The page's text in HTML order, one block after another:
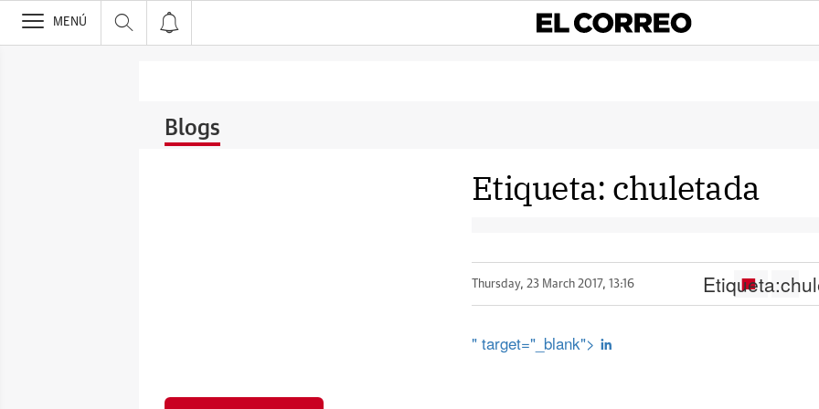
>
MENÚ
Blogs
Etiqueta: chuletada
Thursday, 23 March 2017, 13:16 Etiqueta:
" target="_blank">